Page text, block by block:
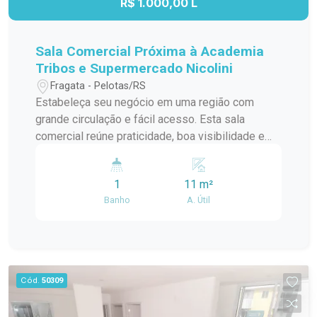
R$ 1.000,00 L
Sala Comercial Próxima à Academia
Tribos e Supermercado Nicolini
Fragata - Pelotas/RS
Estabeleça seu negócio em uma região com
grande circulação e fácil acesso. Esta sala
comercial reúne praticidade, boa visibilidade e
ambiente ideal para empresas que desejam estar
próximas de seus clientes e fortalecer sua
presença comercial. Localização: Localizada na
conhecida pelo intenso fluxo de pessoas e
veículos, oferecendo conveniência e facilidade
de acesso no dia a dia. Descrição do imóvel: Com
1
Banho
11 m²
A. Útil
Cód. 50309